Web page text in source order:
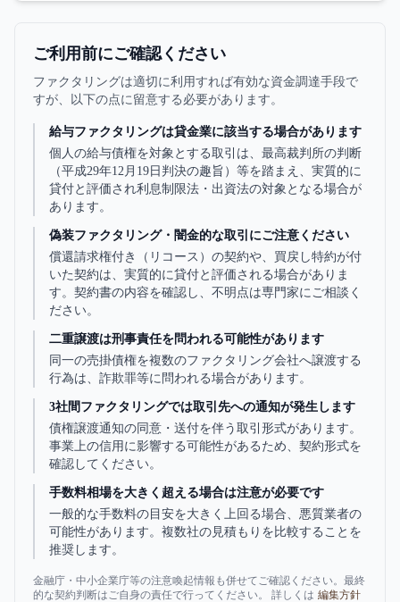
書類、契約理解の論点、悪質業者の警戒を整理します。
ご利用前にご確認ください
ファクタリングは適切に利用すれば有効な資金調達手段で
すが、以下の点に留意する必要があります。
給与ファクタリングは貸金業に該当する場合があります
個人の給与債権を対象とする取引は、最高裁判所の判断
（平成29年12月19日判決の趣旨）等を踏まえ、実質的に
貸付と評価され利息制限法・出資法の対象となる場合が
あります。
偽装ファクタリング・闇金的な取引にご注意ください
償還請求権付き（リコース）の契約や、買戻し特約が付
いた契約は、実質的に貸付と評価される場合がありま
す。契約書の内容を確認し、不明点は専門家にご相談く
ださい。
二重譲渡は刑事責任を問われる可能性があります
同一の売掛債権を複数のファクタリング会社へ譲渡する
行為は、詐欺罪等に問われる場合があります。
3社間ファクタリングでは取引先への通知が発生します
債権譲渡通知の同意・送付を伴う取引形式があります。
事業上の信用に影響する可能性があるため、契約形式を
確認してください。
手数料相場を大きく超える場合は注意が必要です
一般的な手数料の目安を大きく上回る場合、悪質業者の
可能性があります。複数社の見積もりを比較することを
推奨します。
金融庁・中小企業庁等の注意喚起情報も併せてご確認ください。最終
的な契約判断はご自身の責任で行ってください。 詳しくは 編集方針